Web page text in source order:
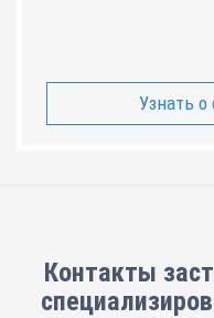
Узнать о
Контакты